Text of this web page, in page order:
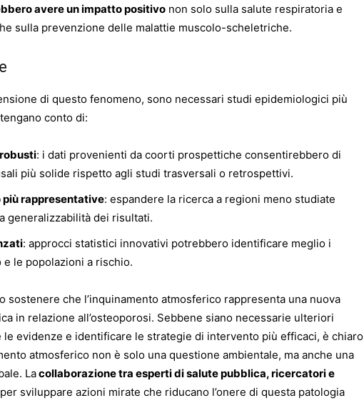
avere un impatto positivo non solo sulla salute respiratoria e
sulla prevenzione delle malattie muscolo-scheletriche.
di questo fenomeno, sono necessari studi epidemiologici più
conto di:
: i dati provenienti da coorti prospettiche consentirebbero di
più solide rispetto agli studi trasversali o retrospettivi.
rappresentative: espandere la ricerca a regioni meno studiate
generalizzabilità dei risultati.
: approcci statistici innovativi potrebbero identificare meglio i
le popolazioni a rischio.
sostenere che l’inquinamento atmosferico rappresenta una nuova
in relazione all’osteoporosi. Sebbene siano necessarie ulteriori
evidenze e identificare le strategie di intervento più efficaci, è chiaro
atmosferico non è solo una questione ambientale, ma anche una
Lacollaborazione tra esperti di salute pubblica, ricercatori e
per sviluppare azioni mirate che riducano l’onere di questa patologia